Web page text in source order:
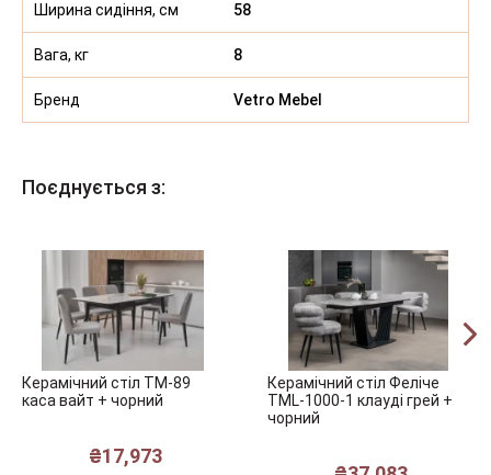
Ширина сидіння, см 58
Вага, кг 8
Бренд Vetro Mebel
Поєднується з:
Керамічний стіл TM-89
каса вайт + чорний
₴17,973
Керамічний стіл Феліче
TML-1000-1 клауді грей +
чорний